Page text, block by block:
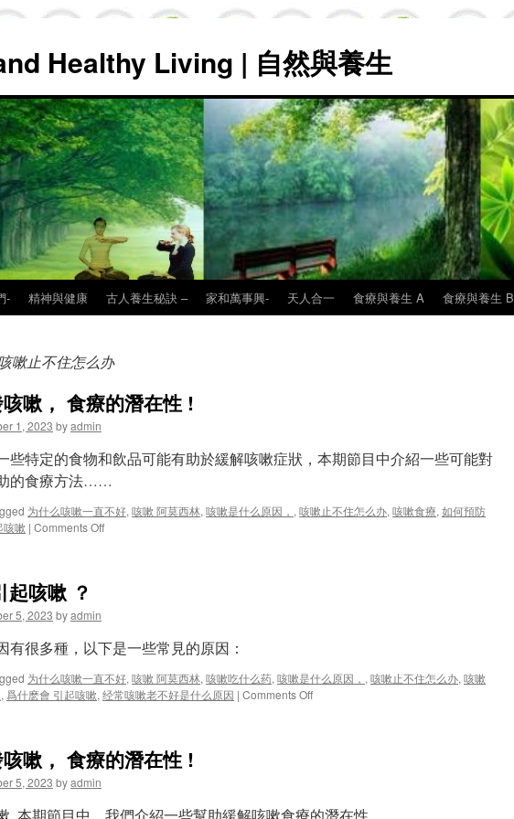
Healthy Living | 自然與養生
- 精神與健康 古人養生秘訣 – 家和萬事興- 天人合一 食療與養生 A 食療與養生 B
嗽止不住怎么办
嗽， 食療的潛在性 !
1, 2023 byadmin
些特定的食物和飲品可能有助於緩解咳嗽症狀，本期節目中介紹一些可能對
的食療方法……
为什么咳嗽一直不好, 咳嗽 阿莫西林, 咳嗽是什么原因， , 咳嗽止不住怎么办, 咳嗽食療, 如何預防
咳嗽 | Comments Offon
嗽，
食
療
的
!
起咳嗽 ？
5, 2023 byadmin
有很多種，以下是一些常見的原因：
为什么咳嗽一直不好, 咳嗽 阿莫西林, 咳嗽吃什么药, 咳嗽是什么原因， , 咳嗽止不住怎么办, 咳嗽
, 爲什麽會 引起咳嗽, 经常咳嗽老不好是什么原因 | Comments Offon
咳
嗽， 食療的潛在性 !
5, 2023 byadmin
, 本期節目中，我們介紹一些幫助緩解咳嗽食療的潛在性…